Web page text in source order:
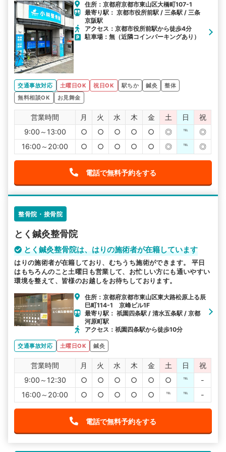
住所：京都府京都市東山区大橋町107-1
最寄り駅： 京都市役所前駅 / 三条駅 / 三条
京阪駅
アクセス：京都市役所前駅から徒歩4分
駐車場：無（近隣コインパーキングあり）
交通事故対応 土曜日OK 祝日OK 駅ちか 鍼灸
整体
無料相談OK
お見舞金
営業時間 月 火 水 木 金 土 日
祝
9:00～13:00
○ ○ ○ ○ ○ ◎ ℡
◎
16:00～20:00
○ ○ ○ ○ ○ ◎ ℡ ◎
電話で無料予約をする
整骨院・接骨院
とく鍼灸整骨院
とく鍼灸整骨院は、はりの施術者が在籍しています
はりの施術者が在籍しており、むちうち施術ができます。 平日
はもちろんのこと土曜日も営業して、お忙しい方にも通いやすい
環境を整えて、皆様のお越しをお待ちしております。
住所：京都府京都市東山区東大路松原上る辰
巳町114-1 京峰ビル1F
最寄り駅： 祇園四条駅 / 清水五条駅 / 京都
河原町駅
アクセス：祇園四条駅から徒歩10分
交通事故対応 土曜日OK 鍼灸
営業時間 月 火 水 木 金 土 日
祝
9:00～12:30
○ ○ ○ ○ ○ ○ ℡
-
16:00～20:00
○ ○ ○ ○ ○ ℡ ℡ -
電話で無料予約をする